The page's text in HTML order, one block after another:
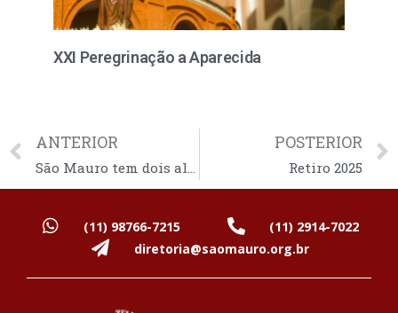
XXI Peregrinação a Aparecida
ANTERIOR POSTERIOR
Retiro 2025
(11) 98766-7215
(11) 2914-7022
diretoria@saomauro.org.br